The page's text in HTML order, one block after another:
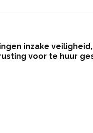
inzake veiligheid,
voor te huur